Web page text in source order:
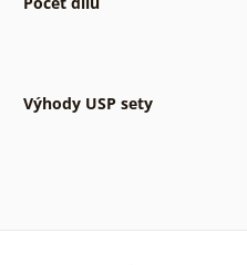
Výhody USP sety